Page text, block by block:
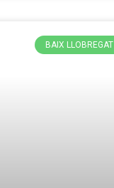
BAIX LLOBREGAT